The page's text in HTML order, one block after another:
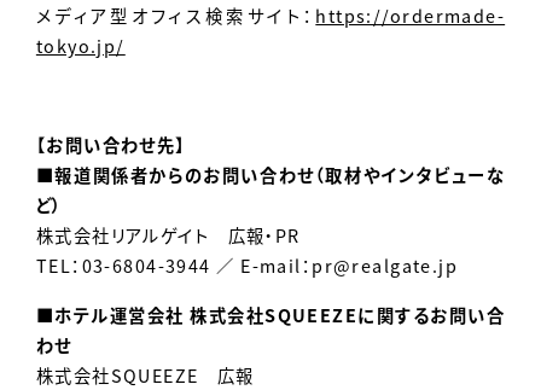
メディア型オフィス検索サイト： https://ordermade-
tokyo.jp/
【お問い合わせ先】
■報道関係者からのお問い合わせ（取材やインタビューな
ど）
株式会社リアルゲイト 広報・PR
TEL：03-6804-3944 ／ E-mail： pr@realgate.jp
■ホテル運営会社 株式会社SQUEEZEに関するお問い合
わせ
株式会社SQUEEZE 広報